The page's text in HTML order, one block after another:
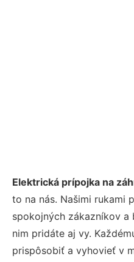
Elektrická prípojka na
to na nás. Našimi rukami
spokojných zákazníkov a
nim pridáte aj vy.
prispôsobiť a vyhovieť v